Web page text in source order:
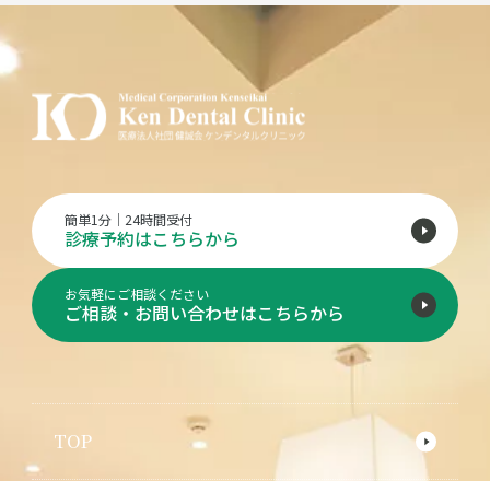
簡単1分｜24時間受付
診療予約はこちらから
お気軽にご相談ください
ご相談・お問い合わせはこちらから
TOP